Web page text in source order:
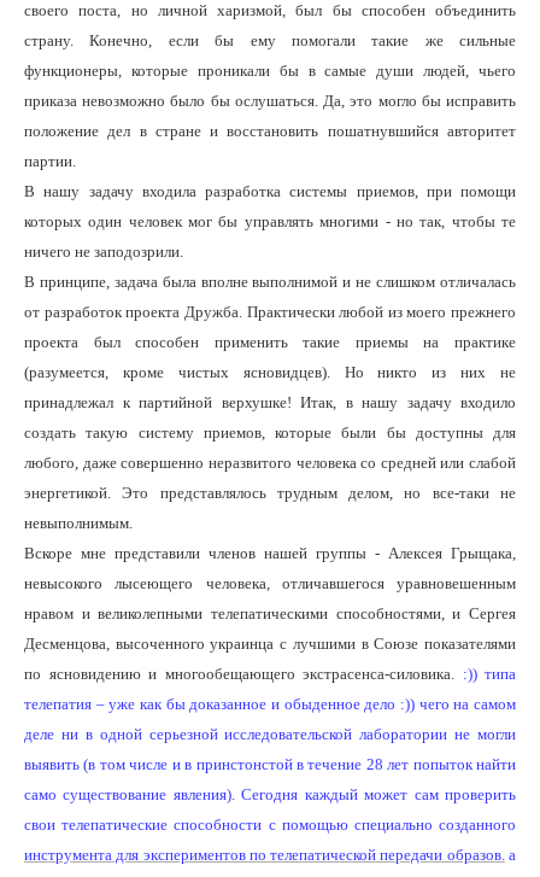
своего поста, но личной харизмой, был бы способен объединить
страну. Конечно, если бы ему помогали такие же сильные
функционеры, которые проникали бы в самые души людей, чьего
приказа невозможно было бы ослушаться. Да, это могло бы исправить
положение дел в стране и восстановить пошатнувшийся авторитет
партии.
В нашу задачу входила разработка системы приемов, при помощи
которых один человек мог бы управлять многими - но так, чтобы те
ничего не заподозрили.
В принципе, задача была вполне выполнимой и не слишком отличалась
от разработок проекта Дружба. Практически любой из моего прежнего
проекта был способен применить такие приемы на практике
(разумеется, кроме чистых ясновидцев). Но никто из них не
принадлежал к партийной верхушке! Итак, в нашу задачу входило
создать такую систему приемов, которые были бы доступны для
любого, даже совершенно неразвитого человека со средней или слабой
энергетикой. Это представлялось трудным делом, но все-таки не
невыполнимым.
Вскоре мне представили членов нашей группы - Алексея Грыщака,
невысокого лысеющего человека, отличавшегося уравновешенным
нравом и великолепными телепатическими способностями, и Сергея
Десменцова, высоченного украинца с лучшими в Союзе показателями
по ясновидению и многообещающего экстрасенса-силовика. :)) типа
телепатия – уже как бы доказанное и обыденное дело :)) чего на самом
деле ни в одной серьезной исследовательской лаборатории не могли
выявить (в том числе и в принстонстой в течение 28 лет попыток найти
само существование явления). Сегодня каждый может сам проверить
свои телепатические способности с помощью специально созданного
инструмента для экспериментов по телепатической передачи образов.а